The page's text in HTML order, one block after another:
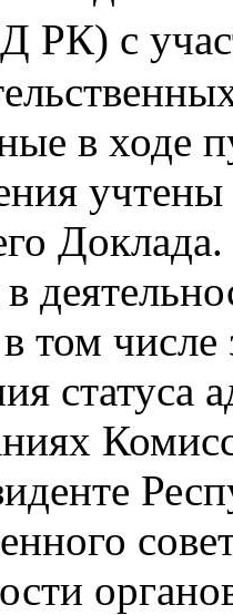
с
в ходе
учтены
в
том числе
статуса